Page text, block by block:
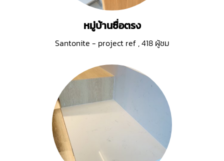
หมู่บ้านซื่อตรง
Santonite - project ref,418 ผู้ชม